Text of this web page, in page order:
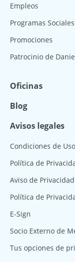
Empleos
Programas Sociales
Promociones
Patrocinio de
Oficinas
Blog
Avisos legales
Condiciones de Uso
Política de
Aviso de Privacidad
Política de
E-Sign
Socio Externo de
Tus opciones de